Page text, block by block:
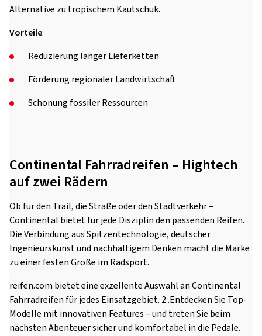
Alternative zu tropischem Kautschuk.
Vorteile:
Reduzierung langer Lieferketten
Förderung regionaler Landwirtschaft
Schonung fossiler Ressourcen
Continental Fahrradreifen – Hightech
auf zwei Rädern
Ob für den Trail, die Straße oder den Stadtverkehr –
Continental bietet für jede Disziplin den passenden Reifen.
Die Verbindung aus Spitzentechnologie, deutscher
Ingenieurskunst und nachhaltigem Denken macht die Marke
zu einer festen Größe im Radsport.
reifen.com bietet eine exzellente Auswahl an Continental
Fahrradreifen für jedes Einsatzgebiet. 2 .Entdecken Sie Top-
Modelle mit innovativen Features – und treten Sie beim
nächsten Abenteuer sicher und komfortabel in die Pedale.